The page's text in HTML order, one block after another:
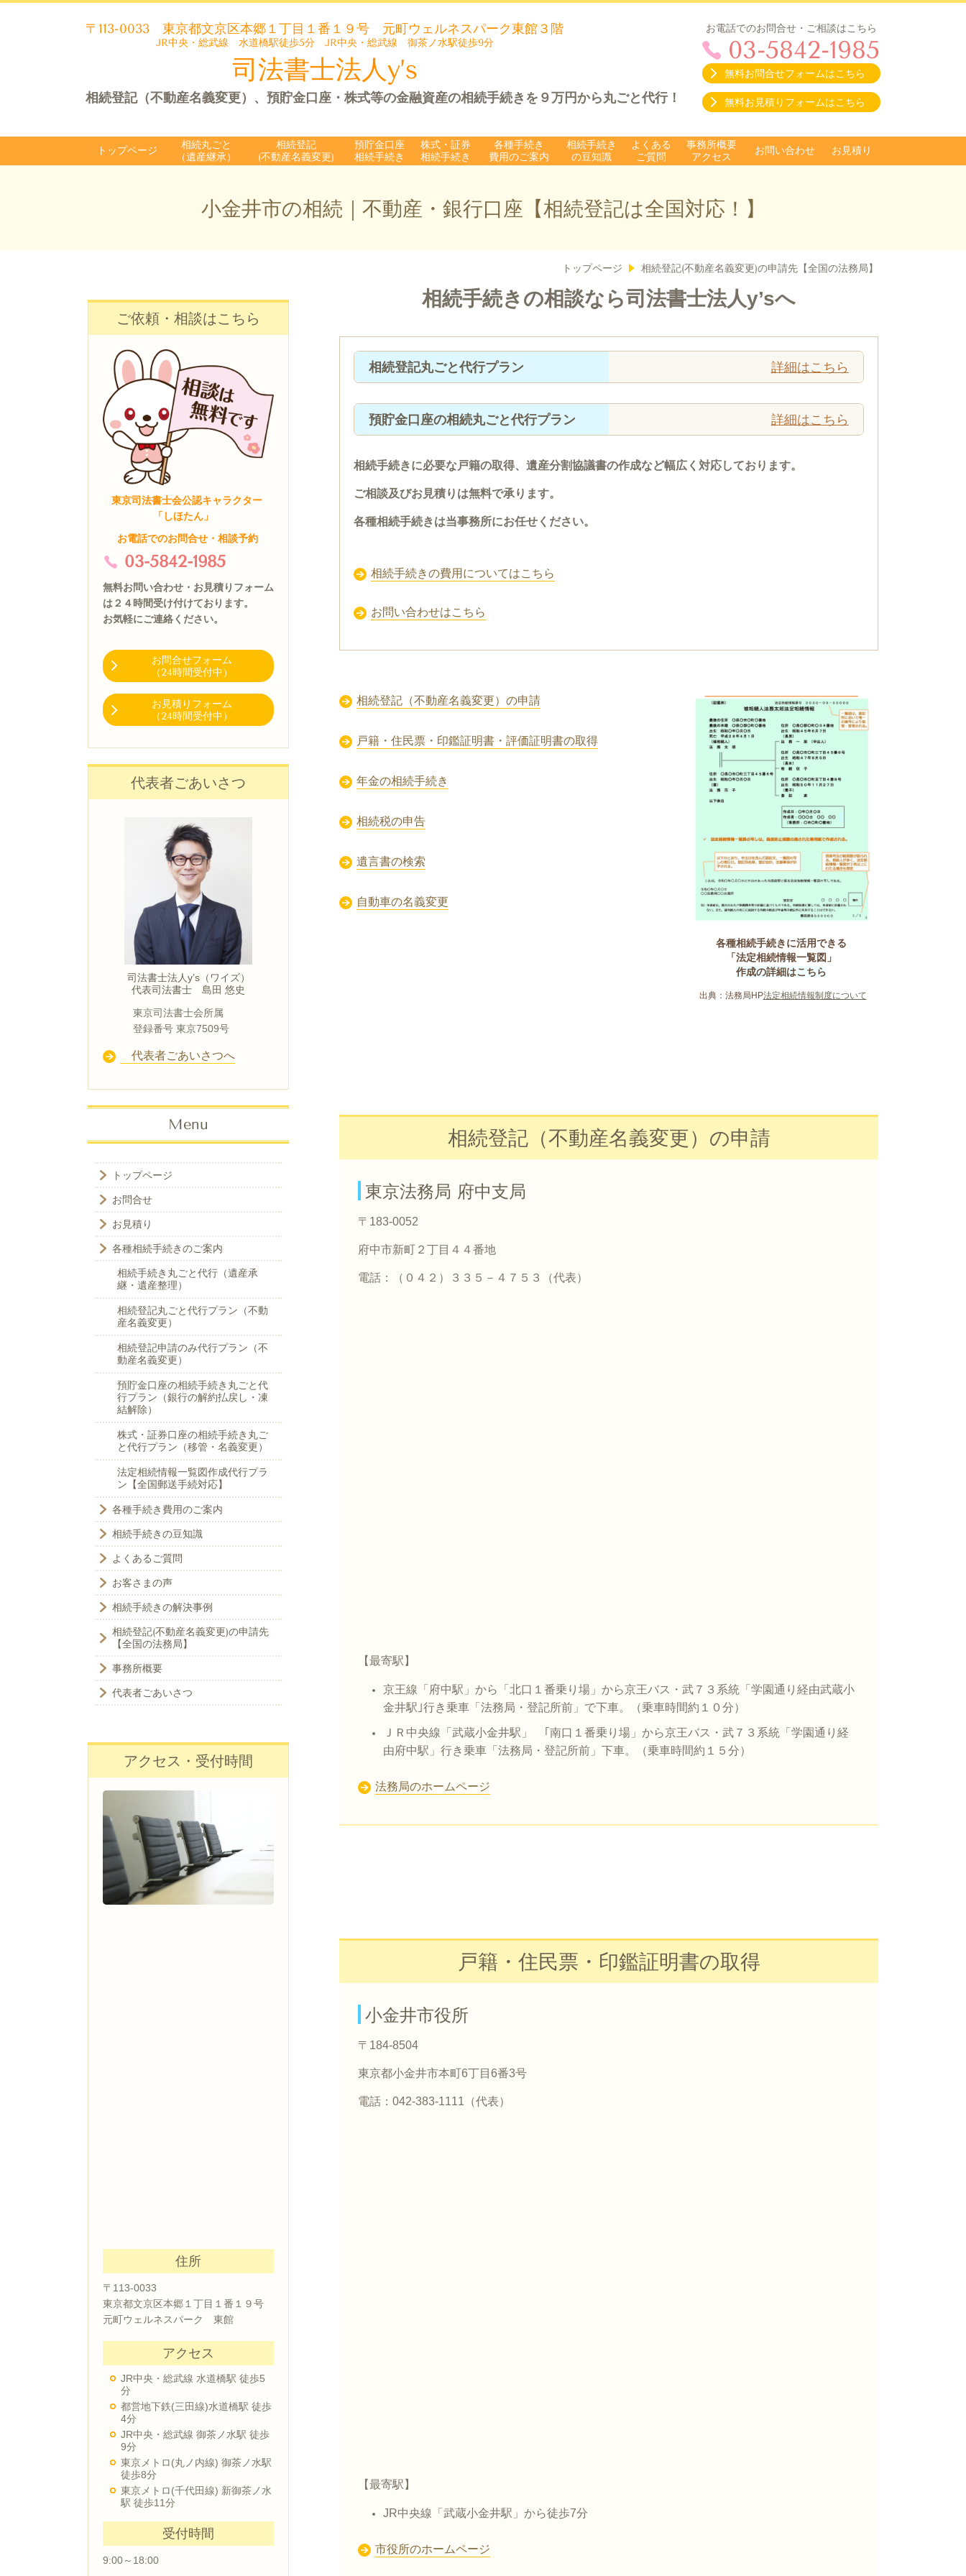
〒113-0033 東京都文京区本郷１丁目１番１９号 元町ウェルネスパーク東館３階
JR中央・総武線 水道橋駅徒歩5分 JR中央・総武線 御茶ノ水駅徒歩9分
司法書士法人y’s
相続登記（不動産名義変更）、預貯金口座・株式等の金融資産の相続手続きを９万円から丸ごと代行！
お電話でのお問合せ・ご相談はこちら
03-5842-1985
無料お問合せフォームはこちら
無料お見積りフォームはこちら
トップページ
相続丸ごと
（遺産継承）
相続登記
(不動産名義変更)
預貯金口座
相続手続き
株式・証券
相続手続き
各種手続き
費用のご案内
相続手続き
の豆知識
よくある
ご質問
事務所概要
アクセス
お問い合わせ お見積り
小金井市の相続｜不動産・銀行口座【相続登記は全国対応！】
トップページ 相続登記(不動産名義変更)の申請先【全国の法務局】
相続手続きの相談なら司法書士法人y’sへ
相続登記丸ごと代行プラン 詳細はこちら
預貯金口座の相続丸ごと代行プラン 詳細はこちら
相続手続きに必要な戸籍の取得、遺産分割協議書の作成など幅広く対応しております。
ご相談及びお見積りは無料で承ります。
各種相続手続きは当事務所にお任せください。
相続手続きの費用についてはこちら
お問い合わせはこちら
各種相続手続きに活用できる
「法定相続情報一覧図」
作成の詳細はこちら
出典：法務局HP法定相続情報制度について
相続登記（不動産名義変更）の申請
戸籍・住民票・印鑑証明書・評価証明書の取得
年金の相続手続き
相続税の申告
遺言書の検索
自動車の名義変更
相続登記（不動産名義変更）の申請
東京法務局 府中支局
〒183-0052
府中市新町２丁目４４番地
電話：（０４２）３３５－４７５３（代表）
【最寄駅】
京王線「府中駅」から「北口１番乗り場」から京王バス・武７３系統「学園通り経由武蔵小
金井駅｣行き乗車「法務局・登記所前」で下車。（乗車時間約１０分）
ＪＲ中央線「武蔵小金井駅」 ｢南口１番乗り場」から京王バス・武７３系統「学園通り経
由府中駅」行き乗車「法務局・登記所前」下車。（乗車時間約１５分）
法務局のホームページ
戸籍・住民票・印鑑証明書の取得
小金井市役所
〒184-8504
東京都小金井市本町6丁目6番3号
電話：042-383-1111（代表）
【最寄駅】
JR中央線「武蔵小金井駅」から徒歩7分
市役所のホームページ
ご依頼・相談はこちら
東京司法書士会公認キャラクター
「しほたん」
お電話でのお問合せ・相談予約
03-5842-1985
無料お問い合わせ・お見積りフォーム
は２４時間受け付けております。
お気軽にご連絡ください。
お問合せフォーム
（24時間受付中）
お見積りフォーム
（24時間受付中）
代表者ごあいさつ
司法書士法人y’s（ワイズ）
代表司法書士 島田 悠史
東京司法書士会所属
登録番号 東京7509号
代表者ごあいさつへ
Menu
トップページ
お問合せ
お見積り
各種相続手続きのご案内
相続手続き丸ごと代行（遺産承
継・遺産整理）
相続登記丸ごと代行プラン（不動
産名義変更）
相続登記申請のみ代行プラン（不
動産名義変更）
預貯金口座の相続手続き丸ごと代
行プラン（銀行の解約払戻し・凍
結解除）
株式・証券口座の相続手続き丸ご
と代行プラン（移管・名義変更）
法定相続情報一覧図作成代行プラ
ン【全国郵送手続対応】
各種手続き費用のご案内
相続手続きの豆知識
よくあるご質問
お客さまの声
相続手続きの解決事例
相続登記(不動産名義変更)の申請先
【全国の法務局】
事務所概要
代表者ごあいさつ
アクセス・受付時間
住所
〒113-0033
東京都文京区本郷１丁目１番１９号
元町ウェルネスパーク 東館
アクセス
JR中央・総武線 水道橋駅 徒歩5
分
都営地下鉄(三田線)水道橋駅 徒歩
4分
JR中央・総武線 御茶ノ水駅 徒歩
9分
東京メトロ(丸ノ内線) 御茶ノ水駅
徒歩8分
東京メトロ(千代田線) 新御茶ノ水
駅 徒歩11分
受付時間
9:00～18:00